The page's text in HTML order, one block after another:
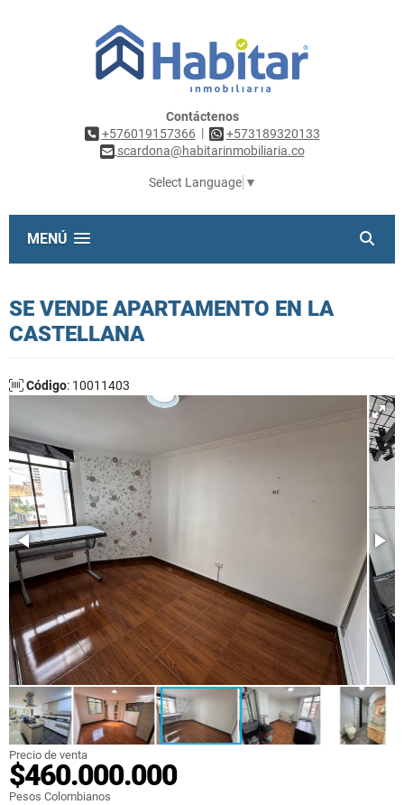
Contáctenos
+576019157366 |
+573189320133
scardona@habitarinmobiliaria.co
Select Language ▼
MENÚ
SE VENDE APARTAMENTO EN LA
CASTELLANA
Código: 10011403
Precio de venta
$460.000.000
Pesos Colombianos